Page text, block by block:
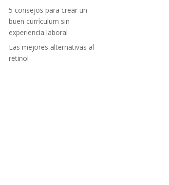
5 consejos para crear un
buen currículum sin
experiencia laboral
Las mejores alternativas al
retinol